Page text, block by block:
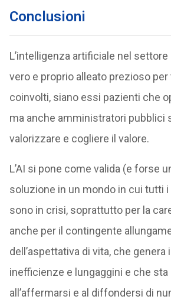
Conclusioni
L’intelligenza artificiale nel
vero e proprio alleato prezioso
coinvolti, siano essi pazienti che
ma anche amministratori pubblici
valorizzare e cogliere il valore.
L’AI si pone come valida (e forse
soluzione in un mondo in cui tutti
sono in crisi, soprattutto per la
anche per il contingente
dell’aspettativa di vita, che
inefficienze e lungaggini e che sta
all’affermarsi e al diffondersi di